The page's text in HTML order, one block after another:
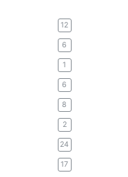
12
6
1
6
8
2
24
17